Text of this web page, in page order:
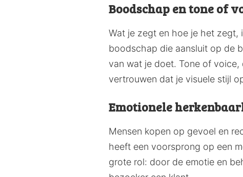
Boodschap en tone of
Wat je zegt en hoe je het zegt,
boodschap die aansluit op de
van wat je doet. Tone of
vertrouwen dat je visuele stijl
Emotionele
Mensen kopen op gevoel en
heeft een voorsprong op een
grote rol: door de emotie en